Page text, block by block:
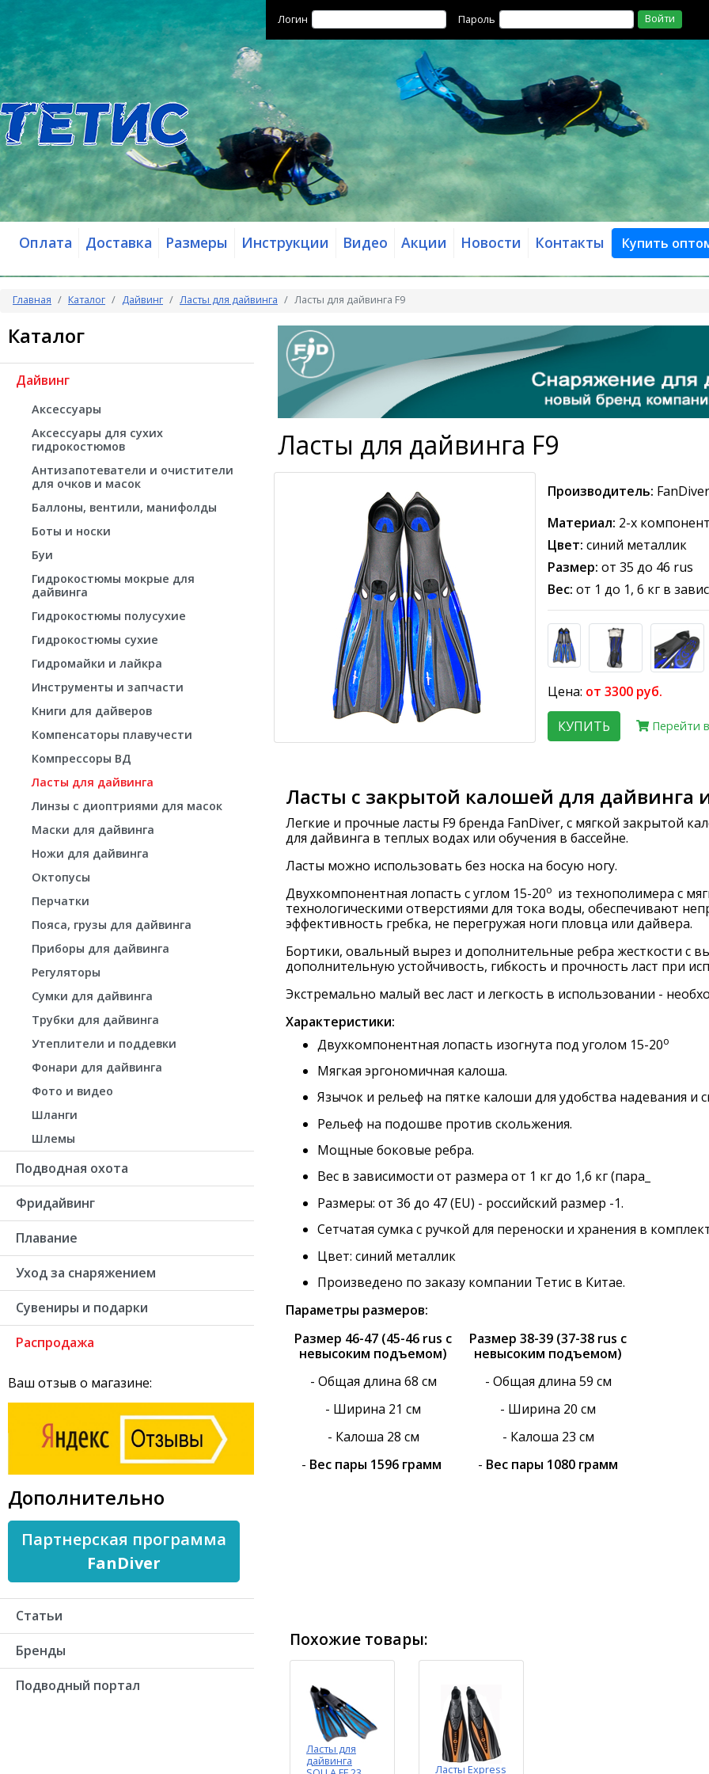
Логин Пароль Войти
Оплата Доставка Размеры Инструкции Видео Акции Новости Контакты Купить
Главная Каталог Дайвинг Ласты для дайвинга Ласты для дайвинга F9
Каталог
Дайвинг
Аксессуары
Аксессуары для сухих
гидрокостюмов
Антизапотеватели и очистители
для очков и масок
Баллоны, вентили, манифолды
Боты и носки
Буи
Гидрокостюмы мокрые для
дайвинга
Гидрокостюмы полусухие
Гидрокостюмы сухие
Гидромайки и лайкра
Инструменты и запчасти
Книги для дайверов
Компенсаторы плавучести
Компрессоры ВД
Ласты для дайвинга
Линзы с диоптриями для масок
Маски для дайвинга
Ножи для дайвинга
Октопусы
Перчатки
Пояса, грузы для дайвинга
Приборы для дайвинга
Регуляторы
Сумки для дайвинга
Трубки для дайвинга
Утеплители и поддевки
Фонари для дайвинга
Фото и видео
Шланги
Шлемы
Подводная охота
Фридайвинг
Плавание
Уход за снаряжением
Сувениры и подарки
Распродажа
Ваш отзыв о магазине:
Дополнительно
Партнерская программа
FanDiver
Статьи
Бренды
Подводный портал
Ласты для дайвинга F9
Производитель: FanDiver
Материал: 2-х
Цвет: синий металлик
Размер: от 35 до 46 rus
Вес: от 1 до 1, 6 кг в
Цена: от 3300 руб.
КУПИТЬ
Перейти
Ласты с закрытой калошей для дайвинга
Легкие и прочные ласты F9 бренда FanDiver, с мягкой закрытой
для дайвинга в теплых водах или обучения в бассейне.
Ласты можно использовать без носка на босую ногу.
Двухкомпонентная лопасть с углом 15-20о из технополимера с
технологическими отверстиями для тока воды, обеспечивают
эффективность гребка, не перегружая ноги пловца или дайвера.
Бортики, овальный вырез и дополнительные ребра жесткости с
дополнительную устойчивость, гибкость и прочность ласт при
Экстремально малый вес ласт и легкость в использовании -
Характеристики:
Двухкомпонентная лопасть изогнута под уголом 15-20о
Мягкая эргономичная калоша.
Язычок и рельеф на пятке калоши для удобства надевания и
Рельеф на подошве против скольжения.
Мощные боковые ребра.
Вес в зависимости от размера от 1 кг до 1,6 кг (пара_
Размеры: от 36 до 47 (EU) - российский размер -1.
Сетчатая сумка с ручкой для переноски и хранения в
Цвет: синий металлик
Произведено по заказу компании Тетис в Китае.
Параметры размеров:
Размер 46-47 (45-46 rus с
невысоким подъемом)
- Общая длина 68 см
- Ширина 21 см
- Калоша 28 см
- Вес пары 1596 грамм
Размер 38-39 (37-38 rus с
невысоким подъемом)
- Общая длина 59 см
- Ширина 20 см
- Калоша 23 см
- Вес пары 1080 грамм
Похожие товары:
Ласты для
дайвинга
Ласты Express